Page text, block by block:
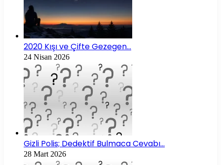
2020 Kışı ve Çifte Gezegen…
24 Nisan 2026
Gizli Polis; Dedektif Bulmaca Cevabı…
28 Mart 2026